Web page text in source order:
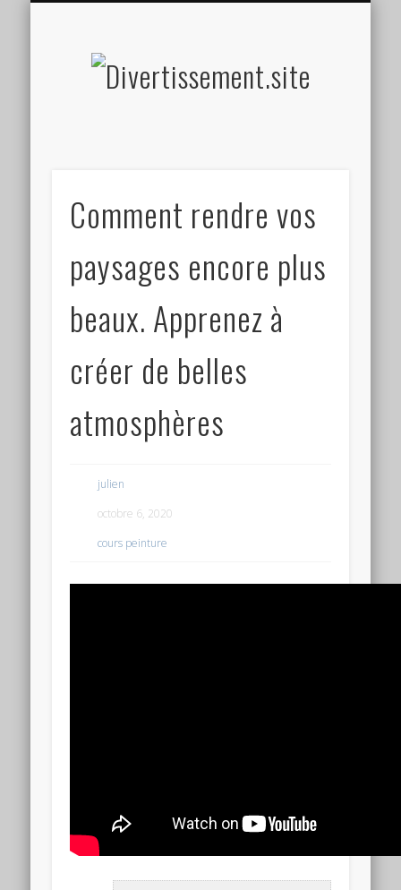
Comment rendre vos
paysages encore plus
beaux. Apprenez à
créer de belles
atmosphères
julien
octobre 6, 2020
cours peinture